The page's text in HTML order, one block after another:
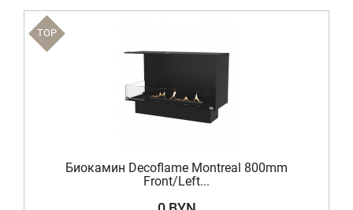
TOP
Биокамин Decoflame Montreal 800mm
Front/Left...